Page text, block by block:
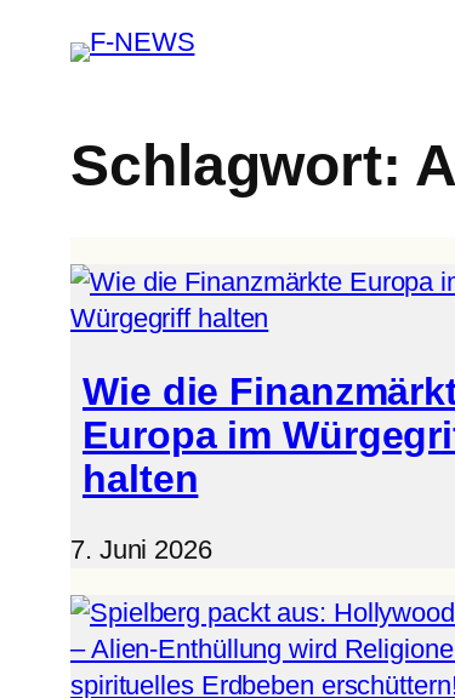
Schlagwort:
Wie die
Europa im
halten
7. Juni 2026